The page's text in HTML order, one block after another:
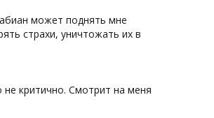
может поднять мне
страхи, уничтожать их в
критично. Смотрит на меня